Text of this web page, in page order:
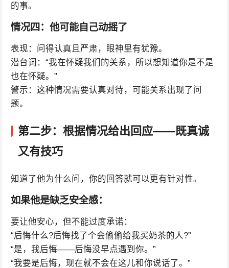
的事。
情况四：他可能自己动摇了
表现：问得认真且严肃，眼神里有犹豫。
潜台词：“我在怀疑我们的关系，所以想知道你是不是
也在怀疑。”
警示：这种情况需要认真对待，可能关系出现了问
题。
第二步：根据情况给出回应——既真诚
又有技巧
知道了他为什么问，你的回答就可以更有针对性。
如果他是缺乏安全感：
要让他安心，但不能过度承诺：
“后悔什么?后悔找了个会偷偷给我买奶茶的人?”
“是，我后悔——后悔没早点遇到你。”
“我要是后悔，现在就不会在这儿和你说话了。”